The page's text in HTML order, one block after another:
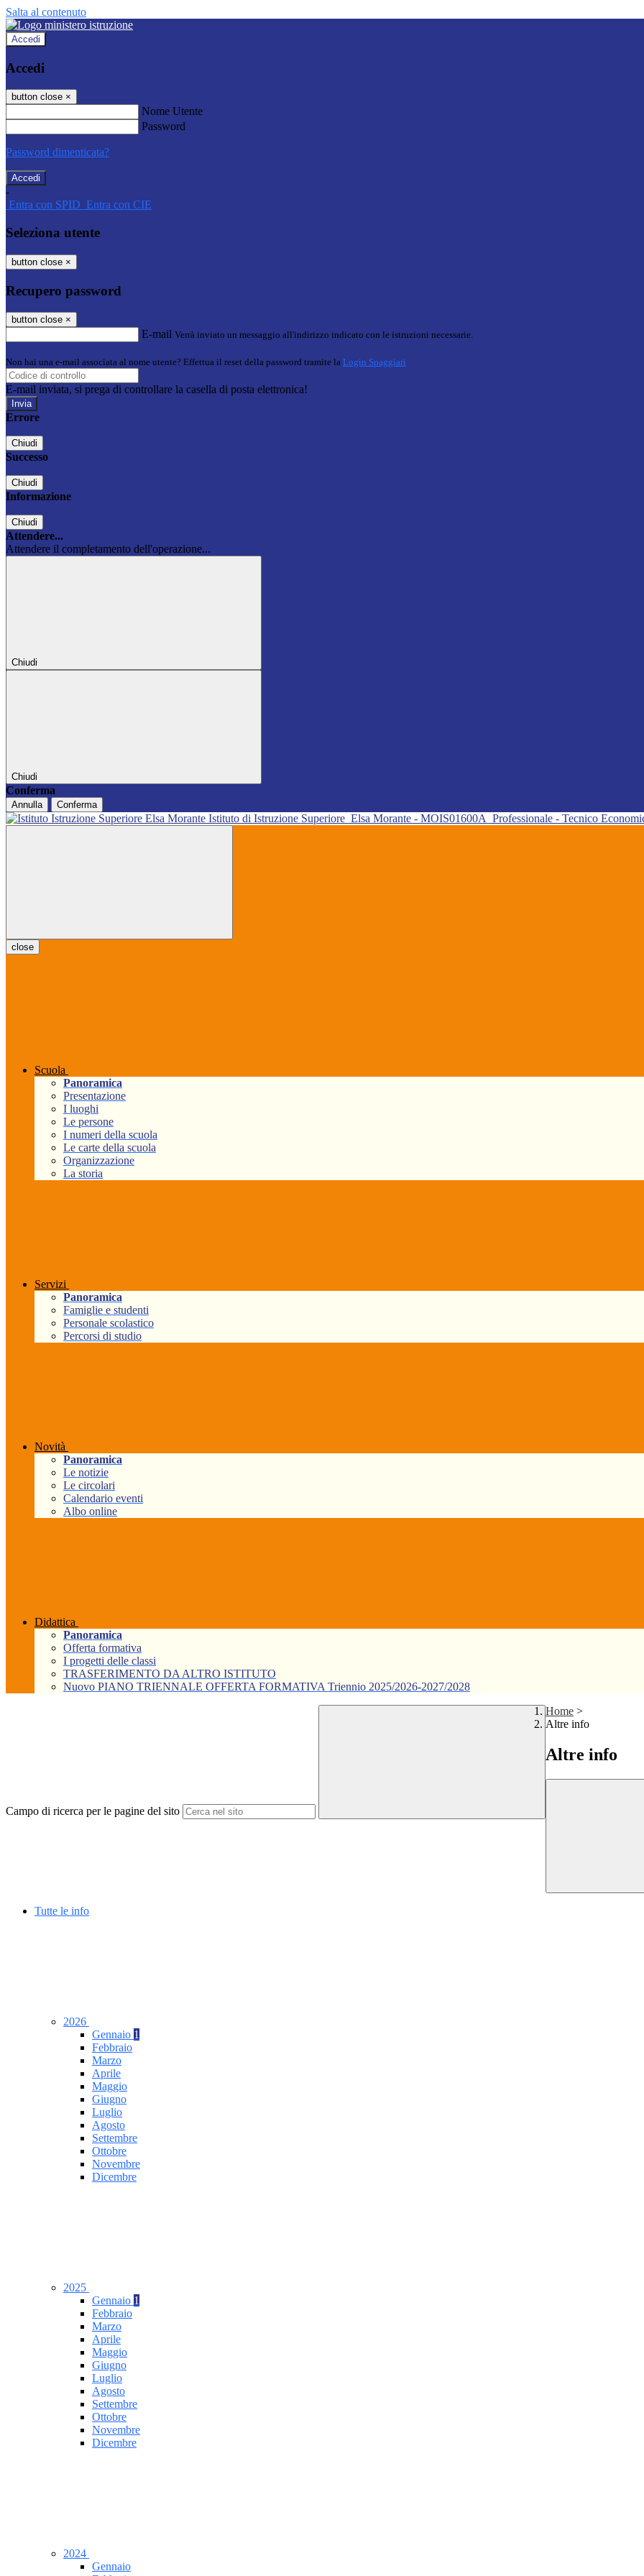
Salta al contenuto
Accedi
Accedi
button close ×
Nome Utente
Password
Password dimenticata?
-
Entra con SPID Entra con CIE
Seleziona utente
button close ×
Recupero password
button close ×
E-mail Verrà inviato un messaggio all'indirizzo indicato con le istruzioni necessarie.
Non hai una e-mail associata al nome utente? Effettua il reset della password tramite la Login Spaggiari
E-mail inviata, si prega di controllare la casella di posta elettronica!
Errore
Chiudi
Successo
Chiudi
Informazione
Chiudi
Attendere...
Attendere il completamento dell'operazione...
Chiudi
Chiudi
Conferma
Annulla Conferma
Istituto di Istruzione Superiore Elsa Morante - MOIS01600A Professionale - Tecnico
close
Scuola
Panoramica
Presentazione
I luoghi
Le persone
I numeri della scuola
Le carte della scuola
Organizzazione
La storia
Servizi
Panoramica
Famiglie e studenti
Personale scolastico
Percorsi di studio
Novità
Panoramica
Le notizie
Le circolari
Calendario eventi
Albo online
Didattica
Panoramica
Offerta formativa
I progetti delle classi
TRASFERIMENTO DA ALTRO ISTITUTO
Nuovo PIANO TRIENNALE OFFERTA FORMATIVA Triennio 2025/2026-2027/2028
Campo di ricerca per le pagine del sito
Home >
Altre info
Altre info
Tutte le info
2026
Gennaio 1
Febbraio
Marzo
Aprile
Maggio
Giugno
Luglio
Agosto
Settembre
Ottobre
Novembre
Dicembre
2025
Gennaio 1
Febbraio
Marzo
Aprile
Maggio
Giugno
Luglio
Agosto
Settembre
Ottobre
Novembre
Dicembre
2024
Gennaio